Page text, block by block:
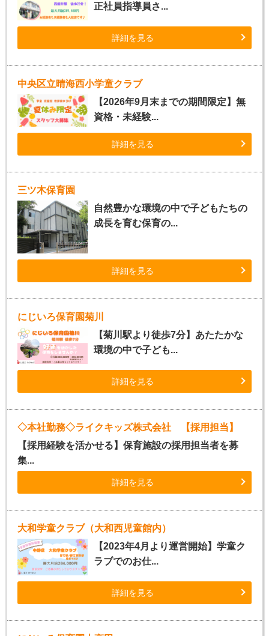
正社員指導員さ...
詳細を見る
中央区立晴海西小学童クラブ
【2026年9月末までの期間限定】無
資格・未経験...
詳細を見る
三ツ木保育園
自然豊かな環境の中で子どもたちの
成長を育む保育の...
詳細を見る
にじいろ保育園菊川
【菊川駅より徒歩7分】あたたかな
環境の中で子ども...
詳細を見る
◇本社勤務◇ライクキッズ株式会社 【採用担当】
【採用経験を活かせる】保育施設の採用担当者を募
集...
詳細を見る
大和学童クラブ（大和西児童館内）
【2023年4月より運営開始】学童ク
ラブでのお仕...
詳細を見る